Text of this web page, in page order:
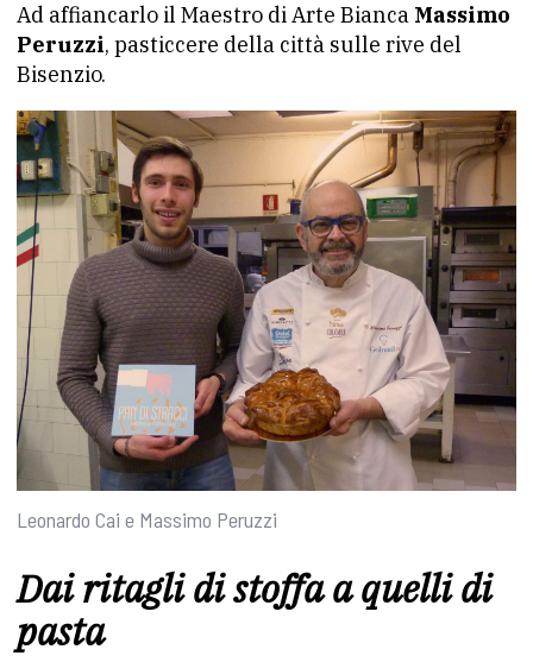
Ad affiancarlo il Maestro di Arte Bianca Massimo
Peruzzi, pasticcere della città sulle rive del
Bisenzio.
Leonardo Cai e Massimo Peruzzi
Dai ritagli di stoffa a quelli di
pasta